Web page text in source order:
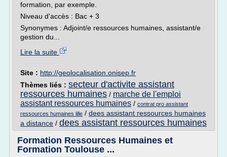
formation, par exemple.
Niveau d'accès : Bac + 3
Synonymes : Adjoint/e ressources humaines, assistant/e
gestion du...
Lire la suite
Site : http://geolocalisation.onisep.fr
Thèmes liés : secteur d'activite assistant
ressources humaines / marche de l'emploi
assistant ressources humaines / contrat pro assistant
ressources humaines lille / dees assistant ressources humaines
a distance / dees assistant ressources humaines
Formation Ressources Humaines et
Formation Toulouse ...